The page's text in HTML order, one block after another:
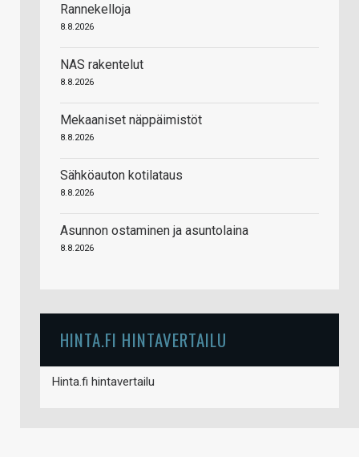
Rannekelloja
8.8.2026
NAS rakentelut
8.8.2026
Mekaaniset näppäimistöt
8.8.2026
Sähköauton kotilataus
8.8.2026
Asunnon ostaminen ja asuntolaina
8.8.2026
HINTA.FI HINTAVERTAILU
Hinta.fi hintavertailu